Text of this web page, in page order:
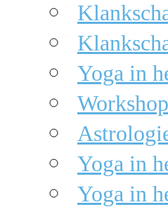
Yoga in
Yoga in
Yoga in